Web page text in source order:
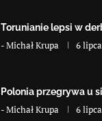
Torunianie lepsi w
-Michał Krupa 6
Polonia przegrywa u
-Michał Krupa 6